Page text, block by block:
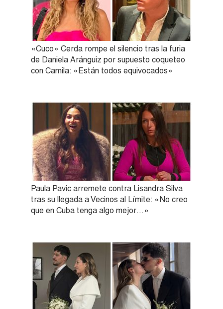
«Cuco» Cerda rompe el silencio tras la furia
de Daniela Aránguiz por supuesto coqueteo
con Camila: «Están todos equivocados»
Paula Pavic arremete contra Lisandra Silva
tras su llegada a Vecinos al Límite: «No creo
que en Cuba tenga algo mejor…»